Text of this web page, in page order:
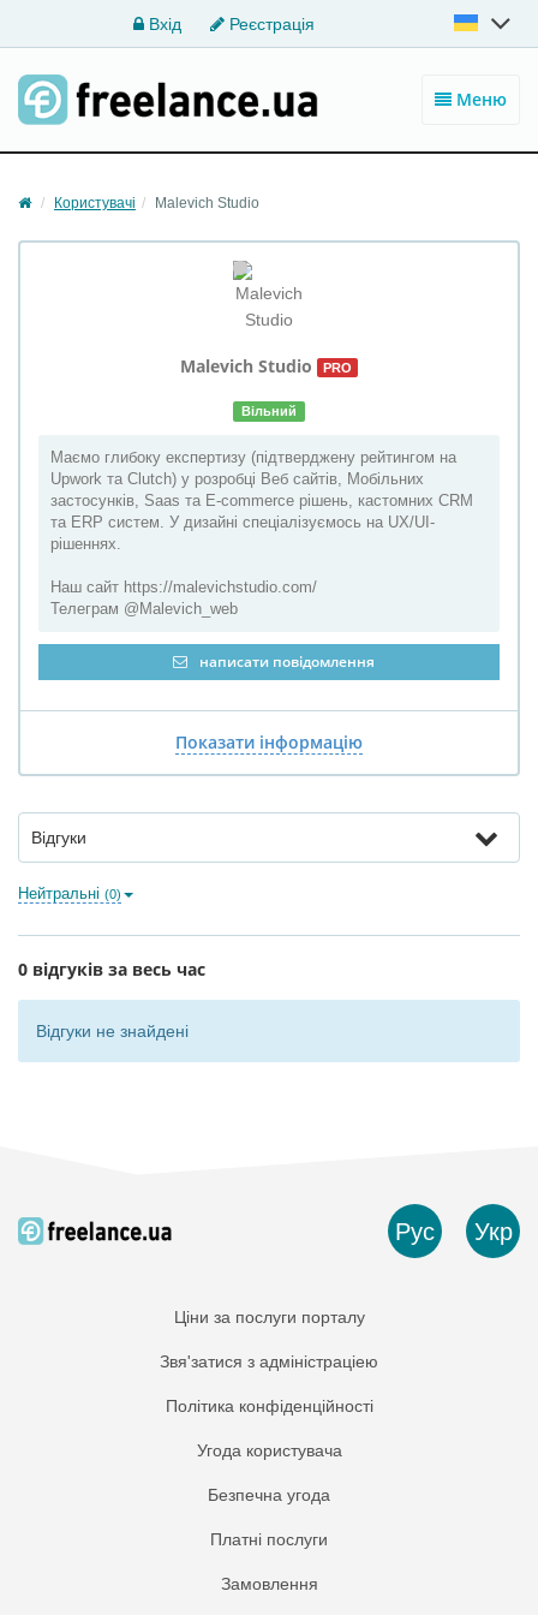
Вхід Реєстрація
Меню
Користувачі Malevich Studio
Malevich Studio PRO
Вільний
Маємо глибоку експертизу (підтверджену рейтингом на
Upwork та Clutch) у розробці Веб сайтів, Мобільних
застосунків, Saas та E-commerce рішень, кастомних CRM
та ERP систем. У дизайні спеціалізуємось на UX/UI-
рішеннях.
Наш сайт https://malevichstudio.com/
Телеграм @Malevich_web
написати повідомлення
Показати інформацію
Відгуки
Нейтральні (0)
0 відгуків за весь час
Відгуки не знайдені
Рус Укр
Ціни за послуги порталу
Звя'затися з адміністраціею
Політика конфіденційності
Угода користувача
Безпечна угода
Платнi послуги
Замовлення